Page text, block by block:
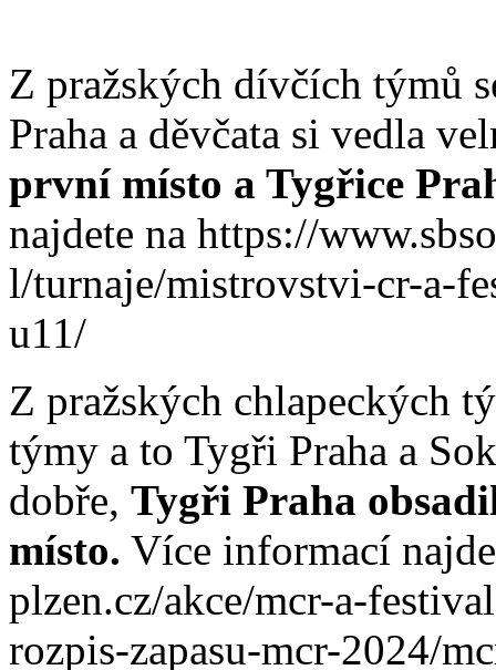
Z pražských dívčích týmů
Praha a děvčata si vedla
první místo a Tygřice
najdete na https://
l/turnaje/mistrovstvi-cr-a-
u11/
Z pražských chlapeckých
týmy a to Tygři Praha a
dobře, Tygři Praha
místo. Více informací
plzen.cz/akce/mcr-a-
rozpis-zapasu-mcr-2024/